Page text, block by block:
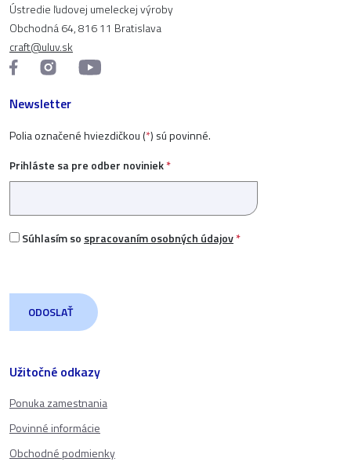
Užitočné odkazy
Ponuka zamestnania
Povinné informácie
Obchodné podmienky
Ústredie ľudovej umeleckej výroby
Obchodná 64, 816 11 Bratislava
craft@uluv.sk
Newsletter
Polia označené hviezdičkou (*) sú povinné.
Prihláste sa pre odber noviniek*
Súhlasím so spracovaním osobných údajov*